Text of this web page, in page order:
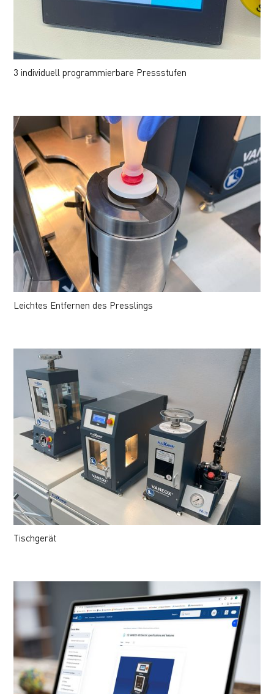
3 individuell programmierbare Pressstufen
Leichtes Entfernen des Presslings
Tischgerät